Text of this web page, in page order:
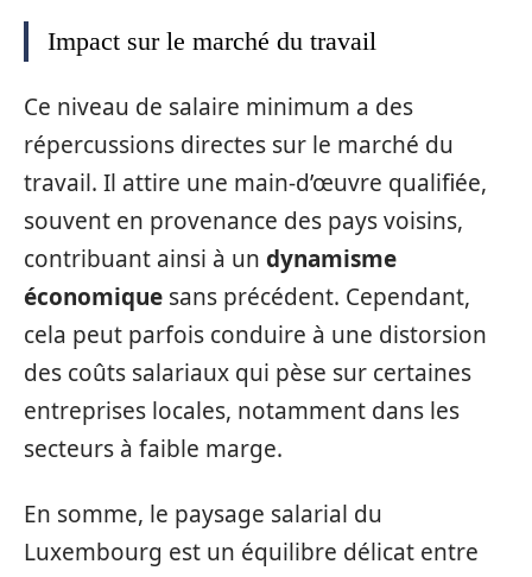
Impact sur le marché du travail
Ce niveau de salaire minimum a des
répercussions directes sur le marché du
travail. Il attire une main-d’œuvre qualifiée,
souvent en provenance des pays voisins,
contribuant ainsi à un dynamisme
économique sans précédent. Cependant,
cela peut parfois conduire à une distorsion
des coûts salariaux qui pèse sur certaines
entreprises locales, notamment dans les
secteurs à faible marge.
En somme, le paysage salarial du
Luxembourg est un équilibre délicat entre